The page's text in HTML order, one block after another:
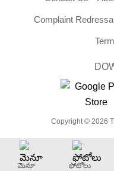
Complaint
Copyright © 2026
మెనూ ఫోటోలు